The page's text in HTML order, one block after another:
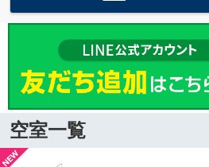
空室一覧